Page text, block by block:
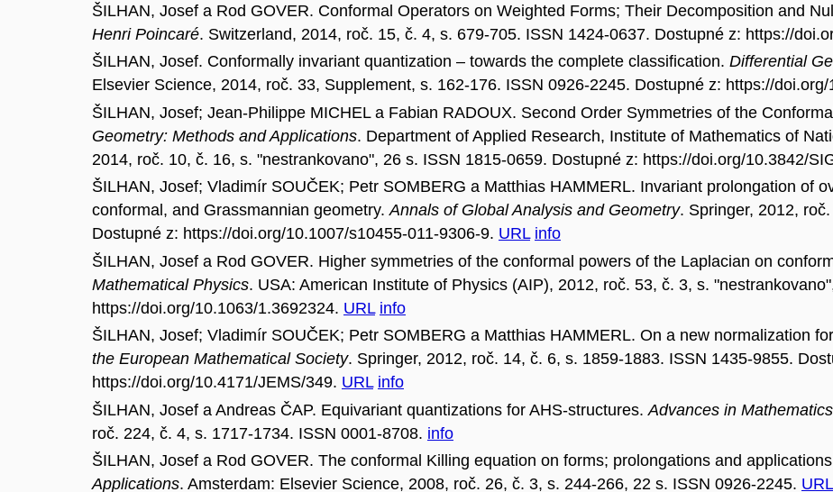
ŠILHAN, Josef a Rod GOVER. Conformal Operators on Weighted Forms; Their Decomposition and
Henri Poincaré. Switzerland, 2014, roč. 15, č. 4, s. 679-705. ISSN 1424-0637. Dostupné z: https://
ŠILHAN, Josef. Conformally invariant quantization – towards the complete classification. Differential
Elsevier Science, 2014, roč. 33, Supplement, s. 162-176. ISSN 0926-2245. Dostupné z: https://
ŠILHAN, Josef; Jean-Philippe MICHEL a Fabian RADOUX. Second Order Symmetries of the
Geometry: Methods and Applications. Department of Applied Research, Institute of Mathematics of
2014, roč. 10, č. 16, s. "nestrankovano", 26 s. ISSN 1815-0659. Dostupné z: https://doi.org/10.3842/
ŠILHAN, Josef; Vladimír SOUČEK; Petr SOMBERG a Matthias HAMMERL. Invariant prolongation of
conformal, and Grassmannian geometry.Annals of Global Analysis and Geometry. Springer, 2012,
Dostupné z: https://doi.org/10.1007/s10455-011-9306-9. URL info
ŠILHAN, Josef a Rod GOVER. Higher symmetries of the conformal powers of the Laplacian on
Mathematical Physics. USA: American Institute of Physics (AIP), 2012, roč. 53, č. 3, s.
https://doi.org/10.1063/1.3692324. URL info
ŠILHAN, Josef; Vladimír SOUČEK; Petr SOMBERG a Matthias HAMMERL. On a new normalization
the European Mathematical Society. Springer, 2012, roč. 14, č. 6, s. 1859-1883. ISSN 1435-9855.
https://doi.org/10.4171/JEMS/349. URL info
ŠILHAN, Josef a Andreas ČAP. Equivariant quantizations for AHS-structures. Advances in Mathematics
roč. 224, č. 4, s. 1717-1734. ISSN 0001-8708. info
ŠILHAN, Josef a Rod GOVER. The conformal Killing equation on forms; prolongations and
Applications. Amsterdam: Elsevier Science, 2008, roč. 26, č. 3, s. 244-266, 22 s. ISSN 0926-2245. URL